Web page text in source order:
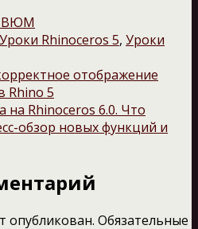
ВЮМ
Уроки Rhinoceros 5, Уроки
отображение
Rhino 5
на Rhinoceros 6.0. Что
обзор новых функций и
опубликован. Обязательные